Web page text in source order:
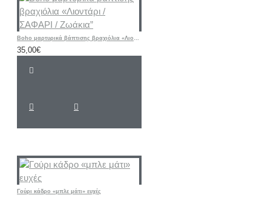
Boho μαρτυρικά βάπτισης βραχιόλια «Λιοντάρι / ΣΑΦΑΡΙ / Ζωάκια”
35,00€
Γούρι κάδρο «μπλε μάτι» ευχές